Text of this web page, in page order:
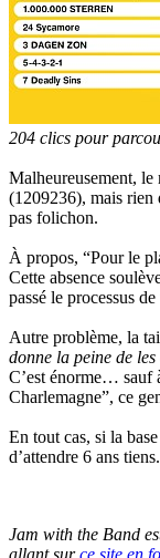
204 clics pour
Malheureusement, le
(1209236), mais rien
pas folichon.
À propos, “Pour le
Cette absence
passé le processus
Autre problème, la
donne la peine de
C’est énorme… sauf
Charlemagne”, ce
En tout cas, si la
d’attendre 6 ans tiens.
Jam with the Band